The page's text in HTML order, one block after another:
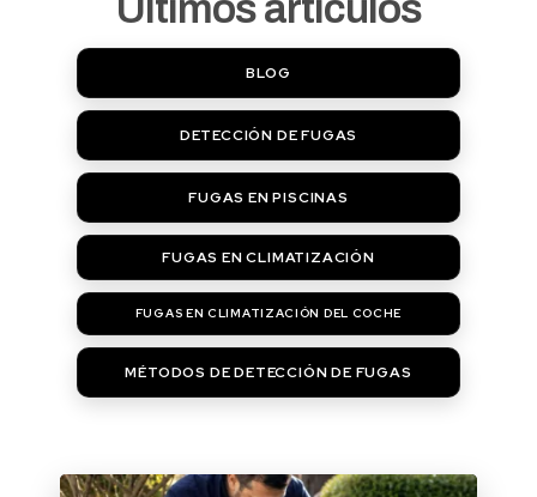
BLOG
DETECCIÓN DE FUGAS
FUGAS EN PISCINAS
FUGAS EN CLIMATIZACIÓN
FUGAS EN CLIMATIZACIÓN DEL COCHE
MÉTODOS DE DETECCIÓN DE FUGAS